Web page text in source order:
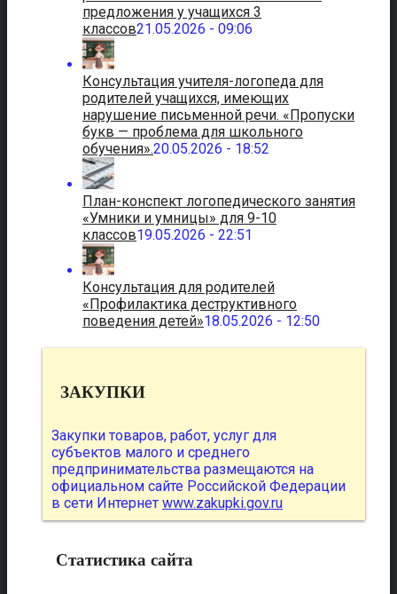
предложения у учащихся 3
классов21.05.2026 - 09:06
Консультация учителя-логопеда для
родителей учащихся, имеющих
нарушение письменной речи. «Пропуски
букв — проблема для школьного
обучения».20.05.2026 - 18:52
План-конспект логопедического занятия
«Умники и умницы» для 9-10
классов19.05.2026 - 22:51
Консультация для родителей
«Профилактика деструктивного
поведения детей»18.05.2026 - 12:50
ЗАКУПКИ
Закупки товаров, работ, услуг для
субъектов малого и среднего
предпринимательства размещаются на
официальном сайте Российской Федерации
в сети Интернет www.zakupki.gov.ru
Статистика сайта